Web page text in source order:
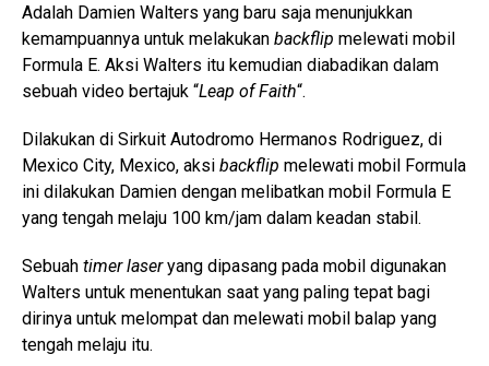
Adalah Damien Walters yang baru saja menunjukkan
kemampuannya untuk melakukan backflip melewati mobil
Formula E. Aksi Walters itu kemudian diabadikan dalam
sebuah video bertajuk “Leap of Faith“.
Dilakukan di Sirkuit Autodromo Hermanos Rodriguez, di
Mexico City, Mexico, aksi backflip melewati mobil Formula
ini dilakukan Damien dengan melibatkan mobil Formula E
yang tengah melaju 100 km/jam dalam keadan stabil.
Sebuah timer laseryang dipasang pada mobil digunakan
Walters untuk menentukan saat yang paling tepat bagi
dirinya untuk melompat dan melewati mobil balap yang
tengah melaju itu.